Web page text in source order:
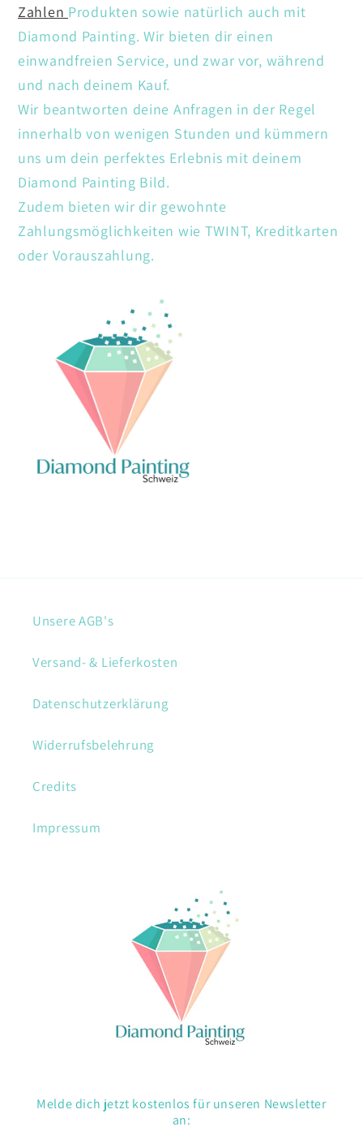
Zahlen Produkten sowie natürlich auch mit
Diamond Painting. Wir bieten dir einen
einwandfreien Service, und zwar vor, während
und nach deinem Kauf.
Wir beantworten deine Anfragen in der Regel
innerhalb von wenigen Stunden und kümmern
uns um dein perfektes Erlebnis mit deinem
Diamond Painting Bild.
Zudem bieten wir dir gewohnte
Zahlungsmöglichkeiten wie TWINT, Kreditkarten
oder Vorauszahlung.
Unsere AGB's
Versand- & Lieferkosten
Datenschutzerklärung
Widerrufsbelehrung
Credits
Impressum
Melde dich jetzt kostenlos für unseren Newsletter
an: